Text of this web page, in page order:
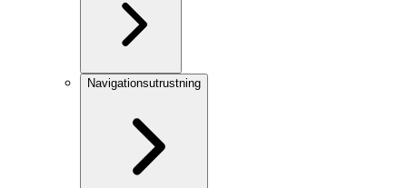
Navigationsutrustning